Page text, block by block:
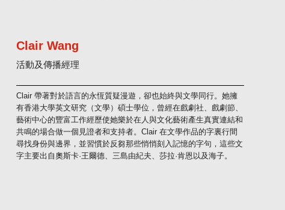
Clair Wang
活動及傳播經理
Clair 帶著對於語言的永恆質疑漫遊，卻也始終與文學同行。她擁
有香港大學英文研究（文學）碩士學位，曾經在戲劇社、戲劇節、
藝術中心的豐富工作經歷使她樂於在人與文化藝術產生真實連結和
共鳴的場合做一個見證者和支持者。Clair 在文學作品的字裏行間
尋找身份與邊界，並習慣於反芻那些悄悄刻入記憶的字句，這些文
字主要出自奧斯卡·王爾德、三島由紀夫、莎拉·肯恩以及海子。